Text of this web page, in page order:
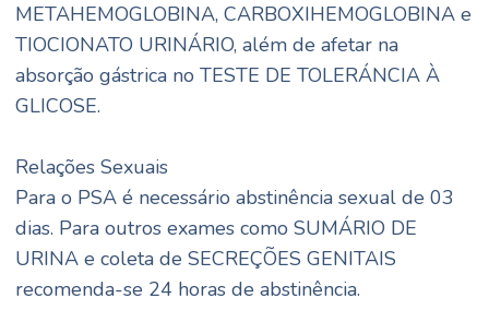
METAHEMOGLOBINA, CARBOXIHEMOGLOBINA e
TIOCIONATO URINÁRIO, além de afetar na
absorção gástrica no TESTE DE TOLERÁNCIA À
GLICOSE.
Relações Sexuais
Para o PSA é necessário abstinência sexual de 03
dias. Para outros exames como SUMÁRIO DE
URINA e coleta de SECREÇÕES GENITAIS
recomenda-se 24 horas de abstinência.